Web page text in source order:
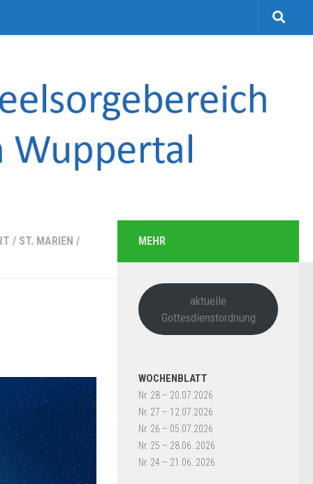
/ ST. MARIEN / MEHR
aktuelle
Gottesdienstordnung
WOCHENBLATT
Nr. 28 – 20.07.2026
Nr. 27 – 12.07.2026
Nr. 26 – 05.07.2026
Nr. 25 – 28.06..2026
Nr. 24 – 21.06..2026